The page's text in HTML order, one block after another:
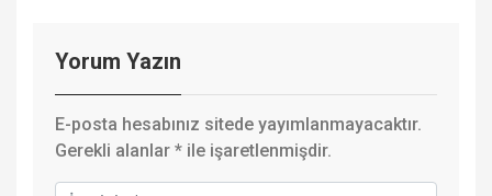
Yorum Yazın
E-posta hesabınız sitede yayımlanmayacaktır.
Gerekli alanlar * ile işaretlenmişdir.